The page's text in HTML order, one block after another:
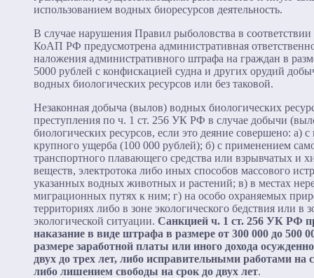
использованием водных биоресурсов деятельность.
В случае нарушения Правил рыболовства в соответствии
КоАП РФ предусмотрена административная
наложения административного штрафа на граждан в
5000 рублей с конфискацией судна и других орудий
водных биологических ресурсов или без таковой.
Незаконная добыча (вылов) водных биологических
преступления по ч. 1 ст. 256 УК РФ в случае добычи
биологических ресурсов, если это деяние совершено: а)
крупного ущерба (100 000 рублей); б) с применением
транспортного плавающего средства или взрывчатых и
веществ, электротока либо иных способов массового
указанных водных животных и растений; в) в местах
миграционных путях к ним; г) на особо охраняемых
территориях либо в зоне экологического бедствия или в
экологической ситуации. Санкцией ч. 1 ст. 256 УК РФ
наказание в виде штрафа в размере от 300 000 до 500
размере заработной платы или иного дохода
двух до трех лет, либо исправительными работами на
либо лишением свободы на срок до двух лет.